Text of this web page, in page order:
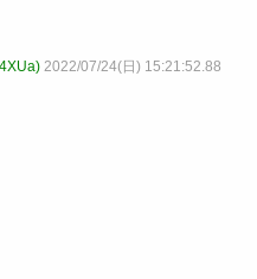
2022/07/24(日) 15:21:52.88